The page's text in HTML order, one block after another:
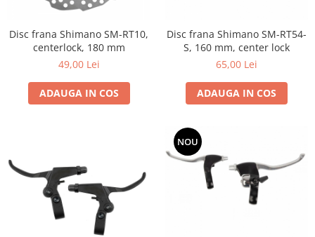
Disc frana Shimano SM-RT10,
centerlock, 180 mm
49,00 Lei
ADAUGA IN COS
Disc frana Shimano SM-RT54-
S, 160 mm, center lock
65,00 Lei
ADAUGA IN COS
NOU